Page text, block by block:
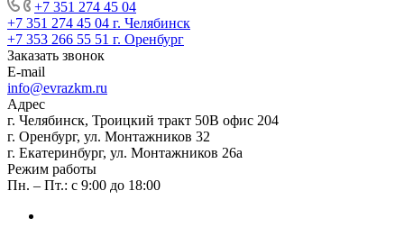
+7 351 274 45 04
+7 351 274 45 04 г. Челябинск
+7 353 266 55 51 г. Оренбург
Заказать звонок
E-mail
info@evrazkm.ru
Адрес
г. Челябинск, Троицкий тракт 50В офис 204
г. Оренбург, ул. Монтажников 32
г. Екатеринбург, ул. Монтажников 26а
Режим работы
Пн. – Пт.: с 9:00 до 18:00